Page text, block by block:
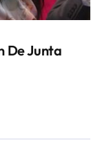
De Junta